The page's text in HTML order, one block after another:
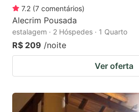
7.2 (7 comentários)
Alecrim Pousada
estalagem · 2 Hóspedes · 1 Quarto
R$ 209 /noite
Ver oferta